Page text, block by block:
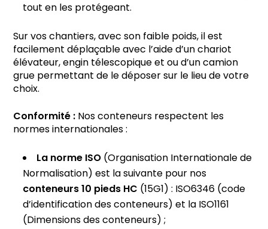
tout en les protégeant.
Sur vos chantiers, avec son faible poids, il est
facilement déplaçable avec l’aide d’un chariot
élévateur, engin télescopique et ou d’un camion
grue permettant de le déposer sur le lieu de votre
choix.
Conformité :Nos conteneurs respectent les
normes internationales :
La norme ISO(Organisation Internationale de
Normalisation) est la suivante pour nos
conteneurs 10 pieds HC (15G1) : ISO6346 (code
d’identification des conteneurs) et la ISO1161
(Dimensions des conteneurs) ;